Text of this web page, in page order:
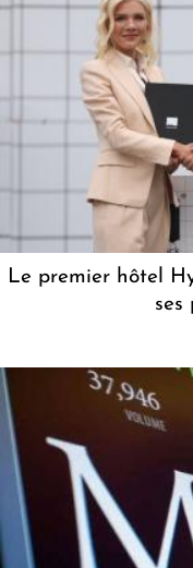
Le premier hôtel
ses